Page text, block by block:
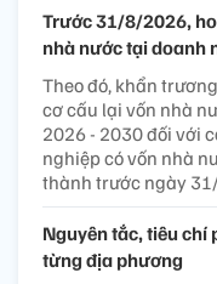
Trước 31/8/2026,
nhà nước tại doanh
Theo đó, khẩn
cơ cấu lại vốn nhà
2026 - 2030 đối với
nghiệp có vốn nhà
thành trước ngày
Nguyên tắc, tiêu chí
từng địa phương